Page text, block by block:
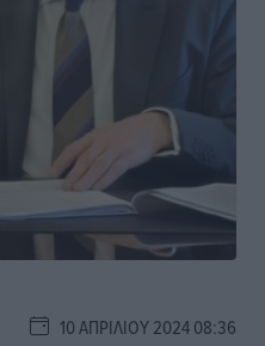
10 ΑΠΡΙΛΊΟΥ 2024 08:36